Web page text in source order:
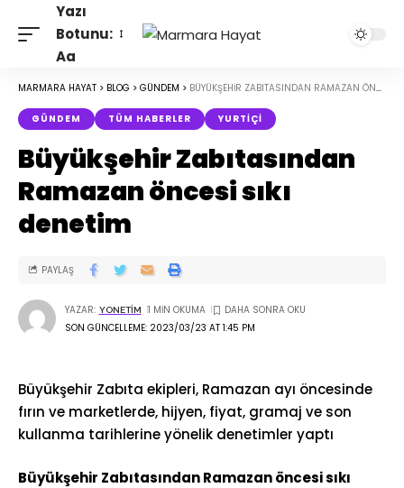
Yazı
Botunu:
Aa
MARMARA HAYAT > BLOG > GÜNDEM > BÜYÜKŞEHIR ZABITASINDAN RAMAZAN ÖNCESI SIKI DENETIM
GÜNDEM TÜM HABERLER YURTIÇI
Büyükşehir Zabıtasından
Ramazan öncesi sıkı
denetim
SON GÜNCELLEME: 2023/03/23 AT 1:45 PM
YAZAR: YONETIM 1 MIN OKUMA
PAYLAŞ
Büyükşehir Zabıta ekipleri, Ramazan ayı öncesinde
fırın ve marketlerde, hijyen, fiyat, gramaj ve son
kullanma tarihlerine yönelik denetimler yaptı
Büyükşehir Zabıtasından Ramazan öncesi sıkı